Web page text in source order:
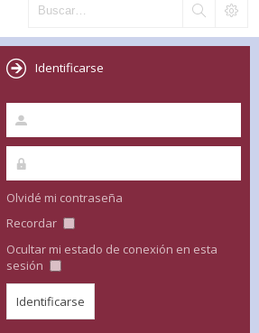
Identificarse
Olvidé mi contraseña
Recordar
Ocultar mi estado de conexión en esta
sesión